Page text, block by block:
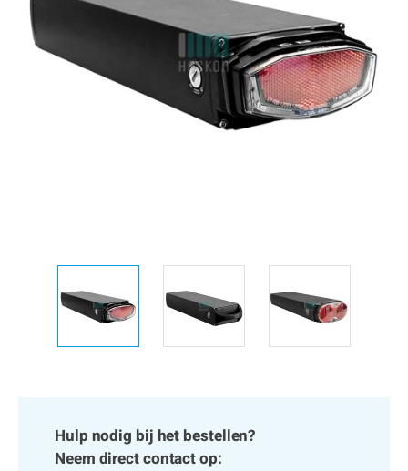
Hulp nodig bij het bestellen?
Neem direct contact op: